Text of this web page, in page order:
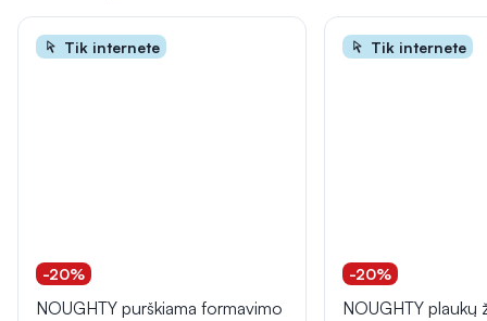
Tik internete
-20%
NOUGHTY purškiama formavimo
Tik internete
-20%
NOUGHTY plaukų